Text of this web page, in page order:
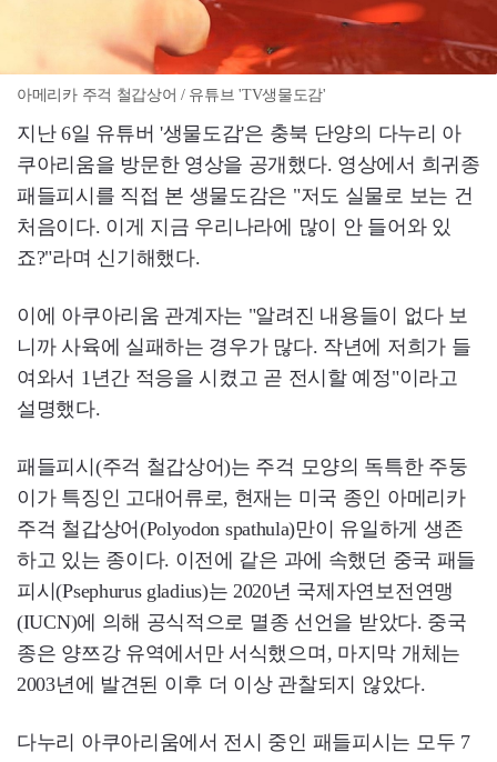
아메리카 주걱 철갑상어 / 유튜브 'TV생물도감'
지난 6일 유튜버 '생물도감'은 충북 단양의 다누리 아
쿠아리움을 방문한 영상을 공개했다. 영상에서 희귀종
패들피시를 직접 본 생물도감은 "저도 실물로 보는 건
처음이다. 이게 지금 우리나라에 많이 안 들어와 있
죠?"라며 신기해했다.
이에 아쿠아리움 관계자는 "알려진 내용들이 없다 보
니까 사육에 실패하는 경우가 많다. 작년에 저희가 들
여와서 1년간 적응을 시켰고 곧 전시할 예정"이라고
설명했다.
패들피시(주걱 철갑상어)는 주걱 모양의 독특한 주둥
이가 특징인 고대어류로, 현재는 미국 종인 아메리카
주걱 철갑상어(Polyodon spathula)만이 유일하게 생존
하고 있는 종이다. 이전에 같은 과에 속했던 중국 패들
피시(Psephurus gladius)는 2020년 국제자연보전연맹
(IUCN)에 의해 공식적으로 멸종 선언을 받았다. 중국
종은 양쯔강 유역에서만 서식했으며, 마지막 개체는
2003년에 발견된 이후 더 이상 관찰되지 않았다.
다누리 아쿠아리움에서 전시 중인 패들피시는 모두 7